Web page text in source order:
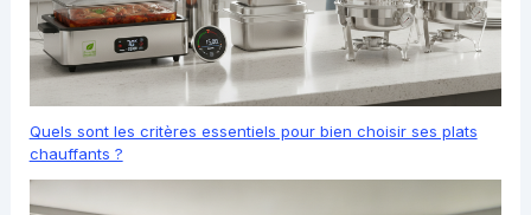
Quels sont les critères essentiels pour bien choisir ses plats
chauffants ?